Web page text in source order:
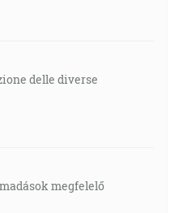
delle diverse
megfelelő